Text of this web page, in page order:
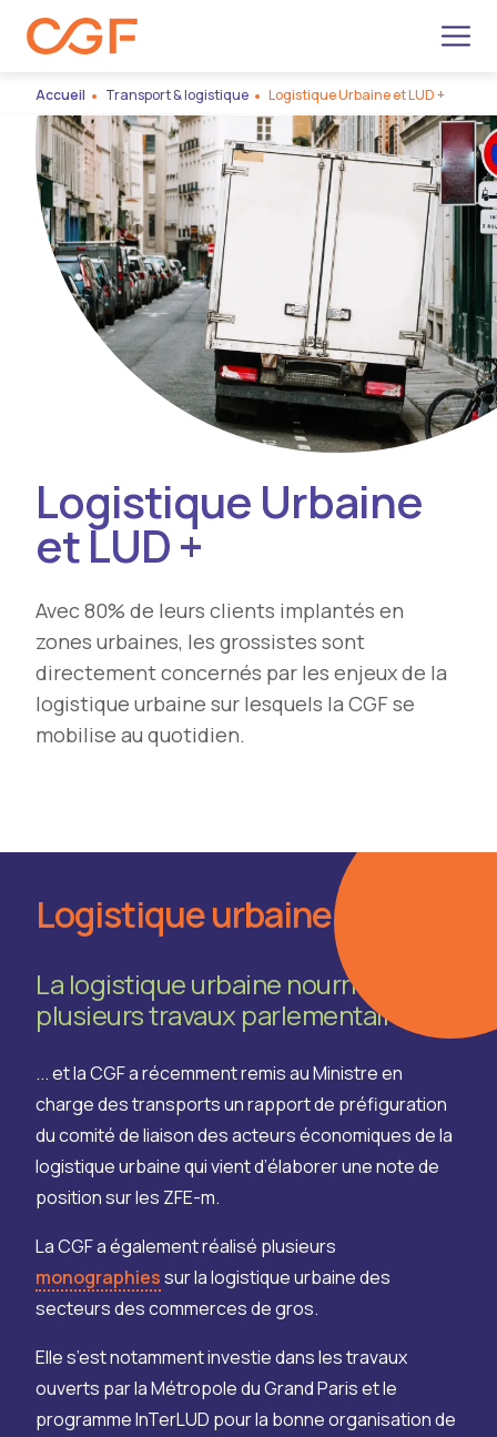
Accueil Transport & logistique Logistique Urbaine et LUD +
Logistique Urbaine
et LUD +
Avec 80% de leurs clients implantés en
zones urbaines, les grossistes sont
directement concernés par les enjeux de la
logistique urbaine sur lesquels la CGF se
mobilise au quotidien.
Logistique urbaine
La logistique urbaine nourrit
plusieurs travaux parlementaires
... et la CGF a récemment remis au Ministre en
charge des transports un rapport de préfiguration
du comité de liaison des acteurs économiques de la
logistique urbaine qui vient d’élaborer une note de
position sur les ZFE-m.
La CGF a également réalisé plusieurs
monographiessur la logistique urbaine des
secteurs des commerces de gros.
Elle s’est notamment investie dans les travaux
ouverts par la Métropole du Grand Paris et le
programme InTerLUD pour la bonne organisation de